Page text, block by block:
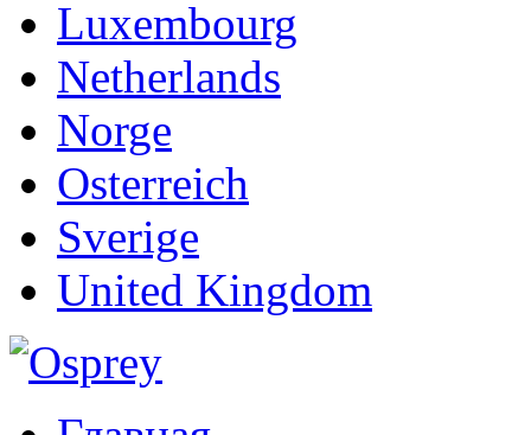
Luxembourg
Netherlands
Norge
Osterreich
Sverige
United Kingdom